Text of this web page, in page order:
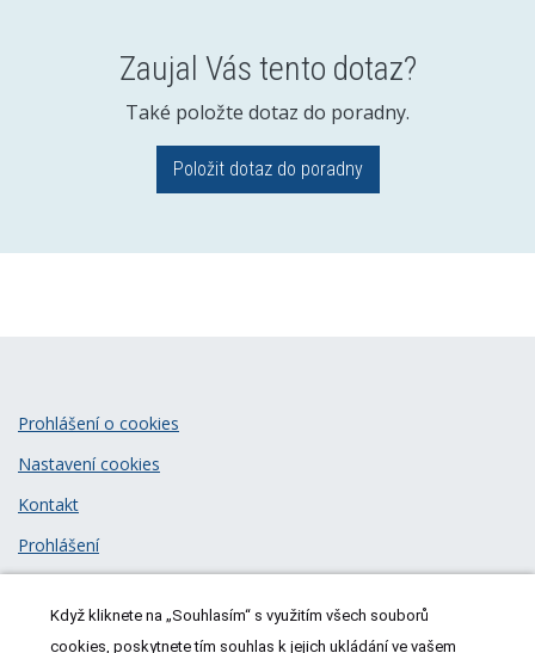
Zaujal Vás tento dotaz?
Také položte dotaz do poradny.
Položit dotaz do poradny
© 2026MeDitorial| ISSN 1805-3408
Prohlášení o cookies
Nastavení cookies
Kontakt
Prohlášení
Když kliknete na „Souhlasím“ s využitím všech souborů
cookies, poskytnete tím souhlas k jejich ukládání ve vašem